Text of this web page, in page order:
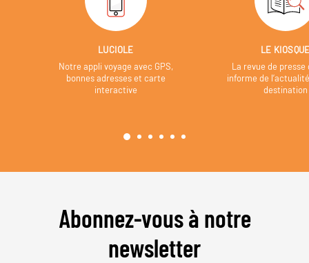
LUCIOLE
Notre appli voyage avec GPS,
bonnes adresses et carte
interactive
LE
La revue de presse
informe de
destination
Abonnez-vous à notre
newsletter